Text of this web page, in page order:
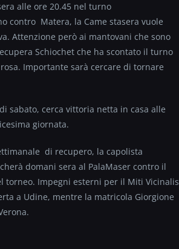
alle ore 20.45 nel turno
contro Matera, la Came stasera vuole
Attenzione però ai mantovani che sono
Schiochet che ha scontato il turno
Importante sarà cercare di tornare
sabato, cerca vittoria netta in casa alle
giornata.
di recupero, la capolista
domani sera al PalaMaser contro il
torneo. Impegni esterni per il Miti Vicinalis
a Udine, mentre la matricola Giorgione